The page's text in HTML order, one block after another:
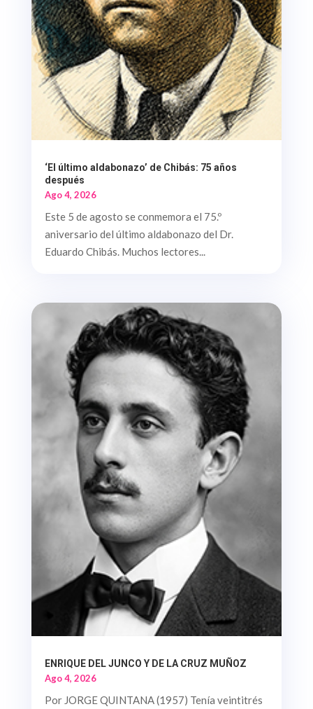
‘El último aldabonazo’ de Chibás: 75 años
después
Ago 4, 2026
Este 5 de agosto se conmemora el 75.º
aniversario del último aldabonazo del Dr.
Eduardo Chibás. Muchos lectores...
ENRIQUE DEL JUNCO Y DE LA CRUZ MUÑOZ
Ago 4, 2026
Por JORGE QUINTANA (1957) Tenía veintitrés